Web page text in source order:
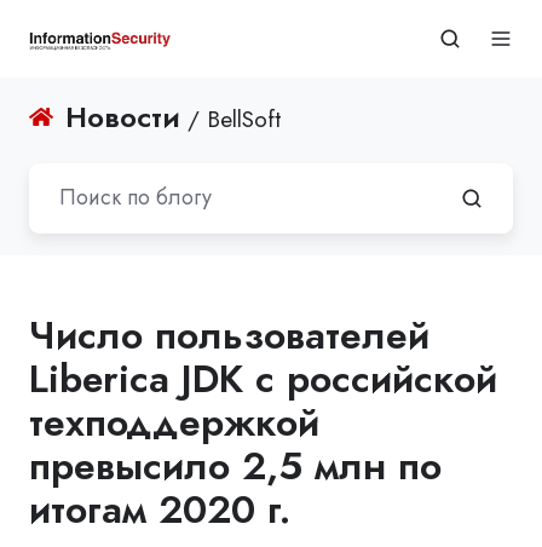
Новости / BellSoft
Число пользователей
Liberica JDK с российской
техподдержкой
превысило 2,5 млн по
итогам 2020 г.